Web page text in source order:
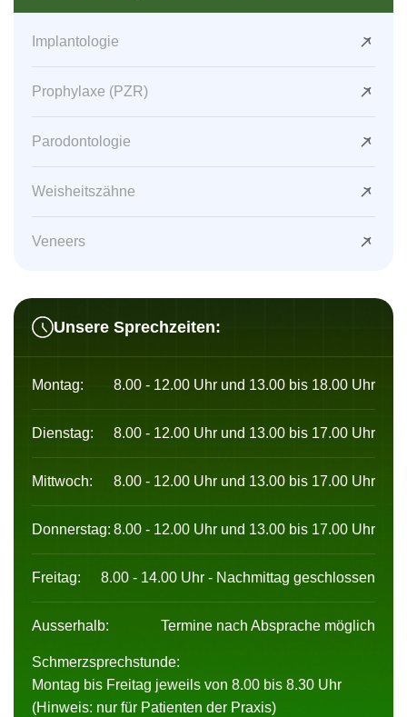
Implantologie
Prophylaxe (PZR)
Parodontologie
Weisheitszähne
Veneers
Unsere Sprechzeiten:
Montag: 8.00 - 12.00 Uhr und 13.00 bis 18.00 Uhr
Dienstag: 8.00 - 12.00 Uhr und 13.00 bis 17.00 Uhr
Mittwoch: 8.00 - 12.00 Uhr und 13.00 bis 17.00 Uhr
Donnerstag: 8.00 - 12.00 Uhr und 13.00 bis 17.00 Uhr
Freitag: 8.00 - 14.00 Uhr - Nachmittag geschlossen
Ausserhalb: Termine nach Absprache möglich
Schmerzsprechstunde:
Montag bis Freitag jeweils von 8.00 bis 8.30 Uhr
(Hinweis: nur für Patienten der Praxis)